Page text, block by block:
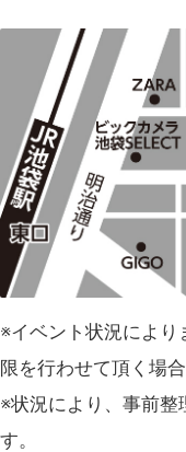
※イベント状況により
限を行わせて頂く場
※状況により、事前整
す。